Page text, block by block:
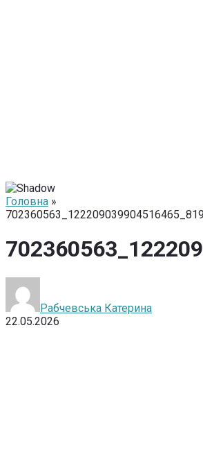
Головна »
Рабчевська Катерина
22.05.2026